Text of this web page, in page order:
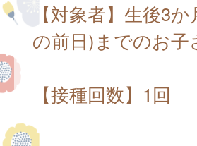
【対象者】生後3
の前日)までのお子
【接種回数】1回